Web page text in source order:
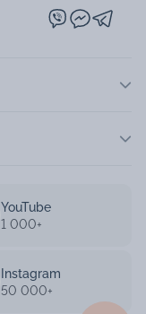
YouTube
1 000+
Instagram
50 000+